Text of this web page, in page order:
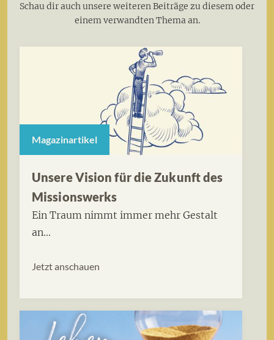
Schau dir auch unsere weiteren Beiträge zu diesem oder
einem verwandten Thema an.
Magazinartikel
Unsere Vision für die Zukunft des
Missionswerks
Ein Traum nimmt immer mehr Gestalt
an...
Jetzt anschauen